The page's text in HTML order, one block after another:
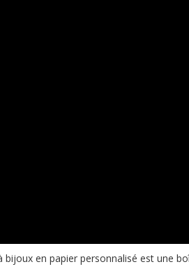
en papier personnalisé est une